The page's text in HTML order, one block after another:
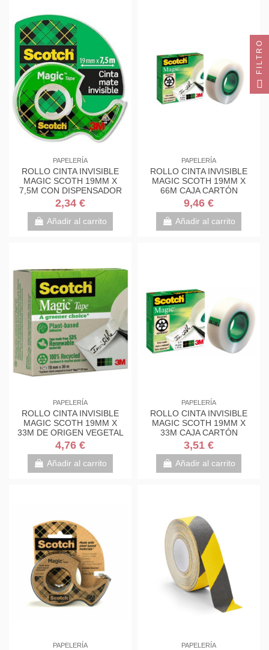
PAPELERÍA
ROLLO CINTA INVISIBLE
MAGIC SCOTH 19MM X
7,5M CON DISPENSADOR
8-1975D SCOTH
7100086322
2,34 €
Añadir al carrito
PAPELERÍA
ROLLO CINTA INVISIBLE
MAGIC SCOTH 19MM X
66M CAJA CARTÓN
810/1966 SCOTH
7100027117
9,46 €
Añadir al carrito
PAPELERÍA
ROLLO CINTA INVISIBLE
MAGIC SCOTH 19MM X
33M DE ORIGEN VEGETAL
CAJA CARTÓN 9-1930R...
4,76 €
Añadir al carrito
PAPELERÍA
ROLLO CINTA INVISIBLE
MAGIC SCOTH 19MM X
33M CAJA CARTÓN
810/1933 SCOTH
7100024666
3,51 €
Añadir al carrito
PAPELERÍA PAPELERÍA
FILTRO